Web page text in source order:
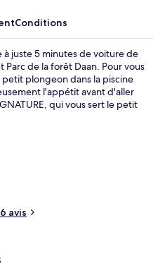
Conditions
à juste 5 minutes de voiture de
de la forêt Daan. Pour vous
plongeon dans la piscine
l'appétit avant d'aller
qui vous sert le petit
en forme et une salle de
présentation générale
distance à pied des
Xinsheng se trouve
13 min.
avis